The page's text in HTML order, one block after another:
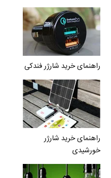
راهنمای خرید شارژر فندکی
راهنمای خرید شارژر
خورشیدی